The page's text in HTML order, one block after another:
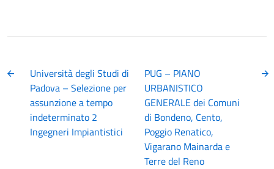
Università degli Studi di
Padova – Selezione per
assunzione a tempo
indeterminato 2
Ingegneri Impiantistici
PUG – PIANO
URBANISTICO
GENERALE dei Comuni
di Bondeno, Cento,
Poggio Renatico,
Vigarano Mainarda e
Terre del Reno